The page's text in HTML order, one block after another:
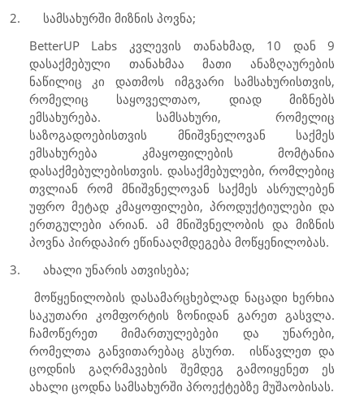
2.
სამსახურში მიზნის პოვნა;
BetterUP Labs კვლევის თანახმად, 10 დან 9
დასაქმებული თანახმაა მათი ანაზღაურების
ნაწილიც კი დათმოს იმგვარი სამსახურისთვის,
რომელიც საყოველთაო, დიად მიზნებს
ემსახურება. სამსახური, რომელიც
საზოგადოებისთვის მნიშვნელოვან საქმეს
ემსახურება კმაყოფილების მომტანია
დასაქმებულებისთვის. დასაქმებულები, რომლებიც
თვლიან რომ მნიშვნელოვან საქმეს ასრულებენ
უფრო მეტად კმაყოფილები, პროდუქტიულები და
ერთგულები არიან. ამ მნიშვნელობის და მიზნის
პოვნა პირდაპირ ეწინააღმდეგება მოწყენილობას.
3.
ახალი უნარის ათვისება;
მოწყენილობის დასამარცხებლად ნაცადი ხერხია
საკუთარი კომფორტის ზონიდან გარეთ გასვლა.
ჩამოწერეთ მიმართულებები და უნარები,
რომელთა განვითარებაც გსურთ.
ისწავლეთ და
ცოდნის გაღრმავების შემდეგ გამოიყენეთ ეს
ახალი ცოდნა სამსახურში პროექტებზე მუშაობისას.